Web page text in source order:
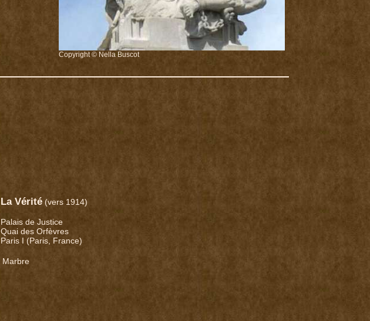
Copyright © Nella Buscot
La Vérité(vers 1914)
Palais de Justice
Quai des Orfèvres
Paris I (Paris, France)
Marbre